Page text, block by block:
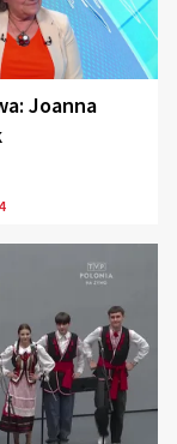
Joanna